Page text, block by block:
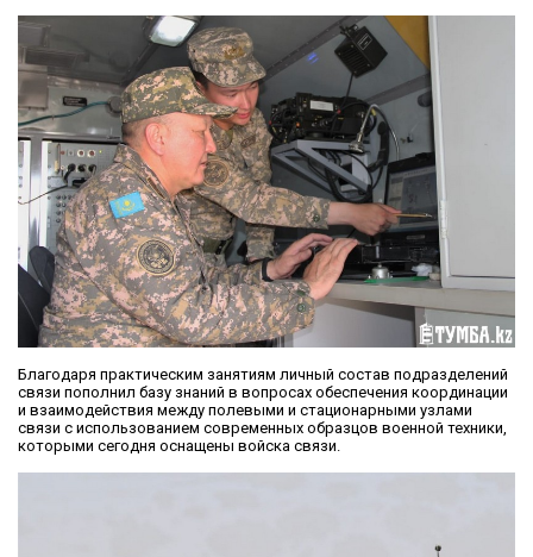
Благодаря практическим занятиям личный состав подразделений
связи пополнил базу знаний в вопросах обеспечения координации
и взаимодействия между полевыми и стационарными узлами
связи с использованием современных образцов военной техники,
которыми сегодня оснащены войска связи.